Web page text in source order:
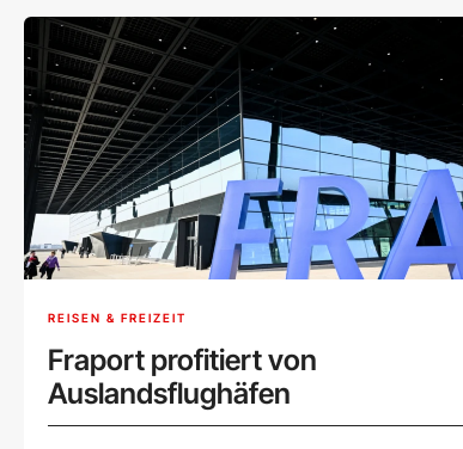
REISEN & FREIZEIT
Fraport profitiert von
Auslandsflughäfen